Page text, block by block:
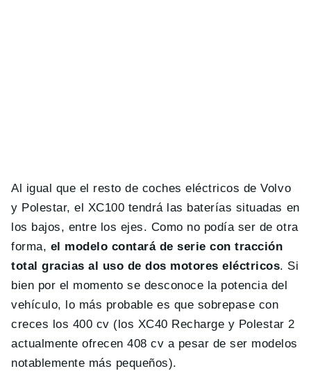
Al igual que el resto de coches eléctricos de Volvo
y Polestar, el XC100 tendrá las baterías situadas en
los bajos, entre los ejes. Como no podía ser de otra
forma, el modelo contará de serie con tracción
total gracias al uso de dos motores eléctricos. Si
bien por el momento se desconoce la potencia del
vehículo, lo más probable es que sobrepase con
creces los 400 cv (los XC40 Recharge y Polestar 2
actualmente ofrecen 408 cv a pesar de ser modelos
notablemente más pequeños).